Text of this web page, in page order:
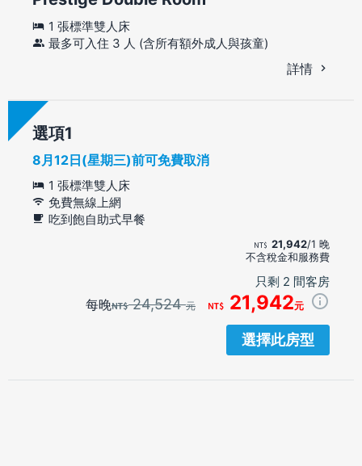
1 張標準雙人床
最多可入住 3 人 (含所有額外成人與孩童)
詳情
選項
8月12日(星期三)前可免費取消
1 張標準雙人床
免費無線上網
吃到飽自助式早餐
21,942/1 晚
不含稅金和服務費
只剩 2 間客房
每晚 24,524元 21,942元
選擇此房型